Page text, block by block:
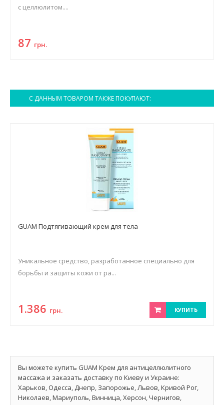
с целлюлитом....
87 грн.
С ДАННЫМ ТОВАРОМ ТАКЖЕ ПОКУПАЮТ:
GUAM Подтягивающий крем для тела
Уникальное средство, разработанное специально для
борьбы и защиты кожи от ра...
1.386 грн. КУПИТЬ
Вы можете купить GUAM Крем для антицеллюлитного
массажа и заказать доставку по Киеву и Украине:
Харьков, Одесса, Днепр, Запорожье, Львов, Кривой Рог,
Николаев, Мариуполь, Винница, Херсон, Чернигов,